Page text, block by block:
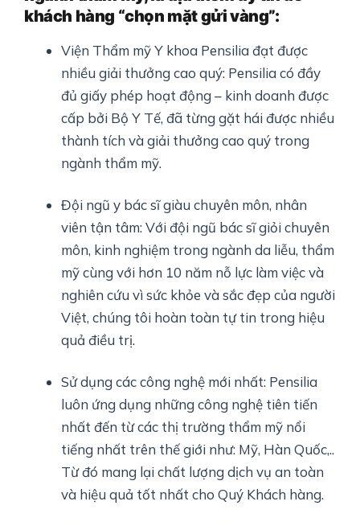
khách hàng “chọn mặt gửi vàng”:
Viện Thẩm mỹ Y khoa Pensilia đạt được
nhiều giải thưởng cao quý: Pensilia có đầy
đủ giấy phép hoạt động – kinh doanh được
cấp bởi Bộ Y Tế, đã từng gặt hái được nhiều
thành tích và giải thưởng cao quý trong
ngành thẩm mỹ.
Đội ngũ y bác sĩ giàu chuyên môn, nhân
viên tận tâm: Với đội ngũ bác sĩ giỏi chuyên
môn, kinh nghiệm trong ngành da liễu, thẩm
mỹ cùng với hơn 10 năm nỗ lực làm việc và
nghiên cứu vì sức khỏe và sắc đẹp của người
Việt, chúng tôi hoàn toàn tự tin trong hiệu
quả điều trị.
Sử dụng các công nghệ mới nhất: Pensilia
luôn ứng dụng những công nghệ tiên tiến
nhất đến từ các thị trường thẩm mỹ nổi
tiếng nhất trên thế giới như: Mỹ, Hàn Quốc,..
Từ đó mang lại chất lượng dịch vụ an toàn
và hiệu quả tốt nhất cho Quý Khách hàng.